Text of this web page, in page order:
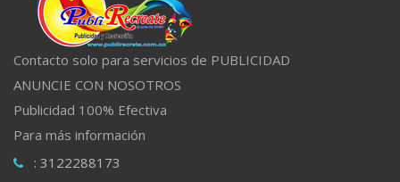
Contacto solo para servicios de PUBLICIDAD
ANUNCIE CON NOSOTROS
Publicidad 100% Efectiva
Para más información
: 3122288173